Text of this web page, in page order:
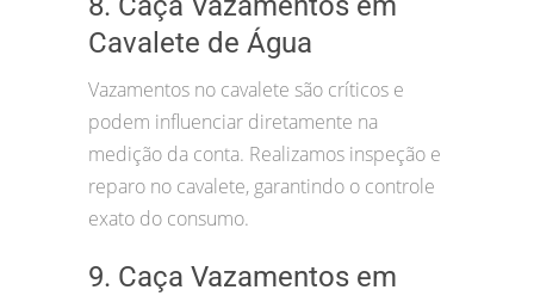
Cavalete de Água
Vazamentos no cavalete são críticos e
podem influenciar diretamente na
medição da conta. Realizamos inspeção e
reparo no cavalete, garantindo o controle
exato do consumo.
9. Caça Vazamentos em